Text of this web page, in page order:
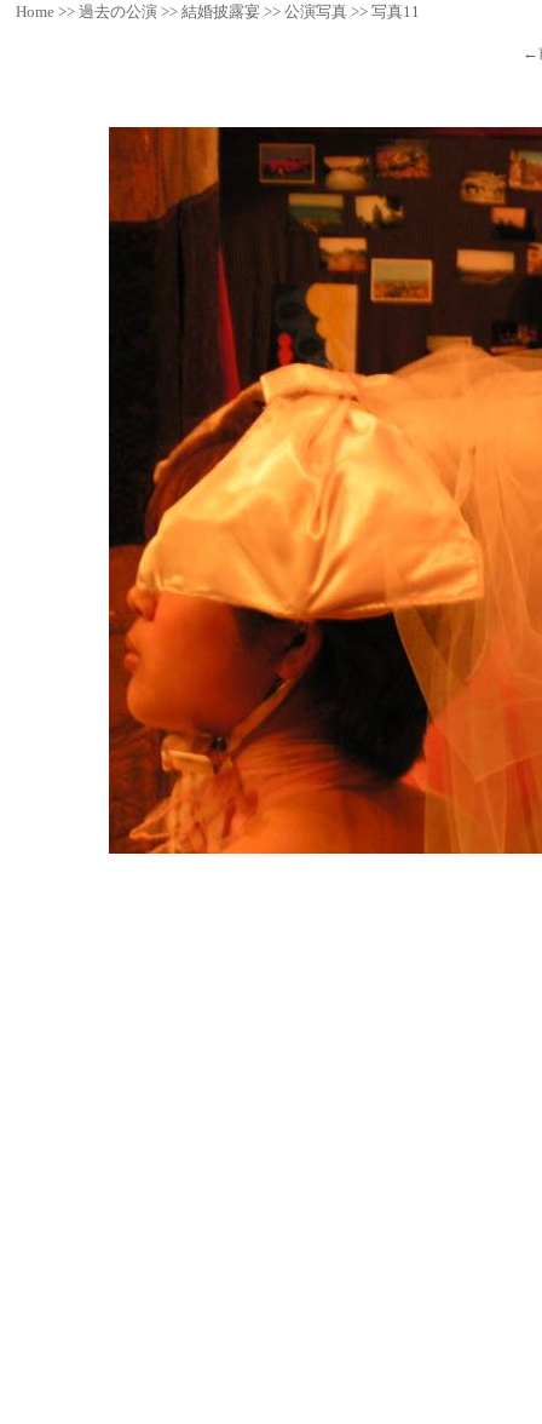
Home >> 過去の公演 >> 結婚披露宴 >> 公演写真 >> 写真11
←